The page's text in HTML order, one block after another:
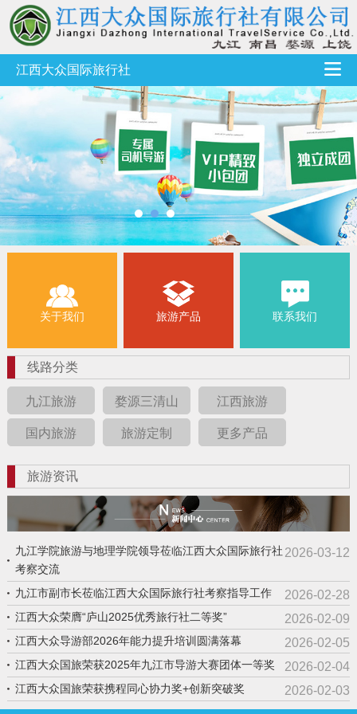
江西大众国际旅行社
关于我们 旅游产品 联系我们
线路分类
九江旅游 婺源三清山 江西旅游
国内旅游 旅游定制 更多产品
旅游资讯
2026-03-12
九江学院旅游与地理学院领导莅临江西大众国际旅行社
考察交流
2026-02-28
九江市副市长莅临江西大众国际旅行社考察指导工作
2026-02-09
江西大众荣膺“庐山2025优秀旅行社二等奖”
2026-02-05
江西大众导游部2026年能力提升培训圆满落幕
2026-02-04
江西大众国旅荣获2025年九江市导游大赛团体一等奖
2026-02-03
江西大众国旅荣获携程同心协力奖+创新突破奖